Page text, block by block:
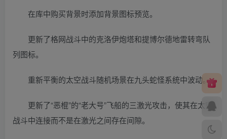
在库中购买背景时添加背景图标预览。
更新了格网战斗中的克洛伊炮塔和提博尔德地雷转弯队
列图标。
重新平衡的太空战斗随机场景在九头蛇怪系统中波动。
更新了“恶棍”的“老大号”飞船的三激光攻击，使其在太空
战斗中连接而不是在激光之间存在间隙。